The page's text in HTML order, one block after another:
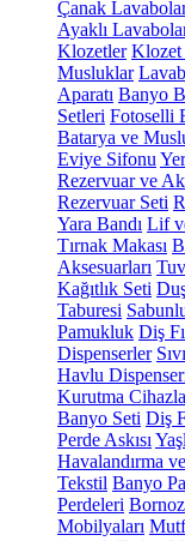
Çanak
Ayaklı
Klozetler Klozet
Musluklar
Aparatı Banyo
Setleri Fotoselli
Batarya ve
Eviye Sifonu
Rezervuar ve
Rezervuar Seti
Yara Bandı Lif
Tırnak Makası
Aksesuarları
Kağıtlık Seti
Taburesi
Pamukluk Diş
Dispenserler
Havlu
Kurutma
Banyo Seti Diş
Perde Askısı
Havalandırma
Tekstil Banyo
Perdeleri Bornoz
Mobilyaları